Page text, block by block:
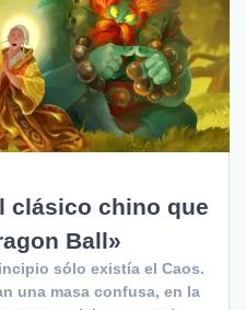
clásico chino que
Ball»
sólo existía el Caos.
una masa confusa, en la